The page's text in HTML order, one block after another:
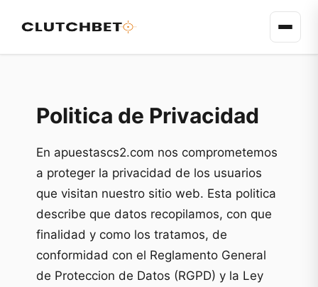
Politica de Privacidad
En apuestascs2.com nos comprometemos
a proteger la privacidad de los usuarios
que visitan nuestro sitio web. Esta politica
describe que datos recopilamos, con que
finalidad y como los tratamos, de
conformidad con el Reglamento General
de Proteccion de Datos (RGPD) y la Ley